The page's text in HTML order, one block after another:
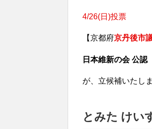
4/26(日)投票
【京都府京丹後市
日本維新の会 公認
が、立候補いたし
とみた けい